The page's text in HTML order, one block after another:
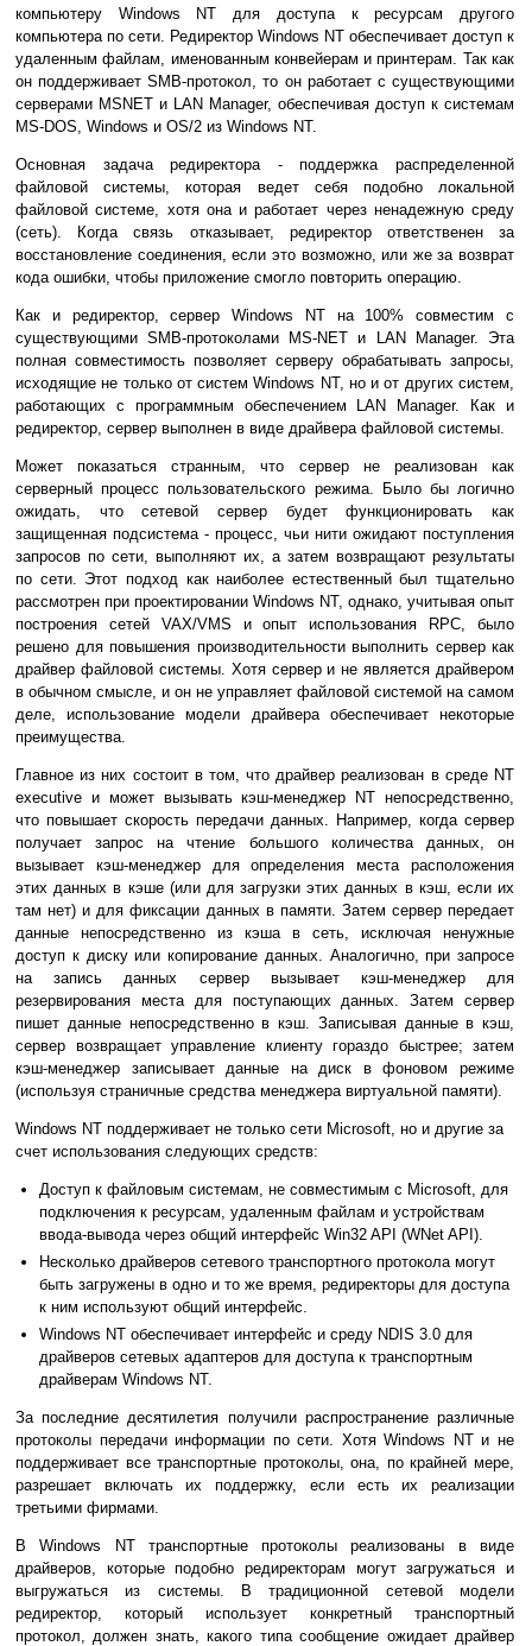
компьютеру Windows NT для доступа к ресурсам другого
компьютера по сети. Редиректор Windows NT обеспечивает доступ к
удаленным файлам, именованным конвейерам и принтерам. Так как
он поддерживает SMB-протокол, то он работает с существующими
серверами MSNET и LAN Manager, обеспечивая доступ к системам
MS-DOS, Windows и OS/2 из Windows NT.
Основная задача редиректора - поддержка распределенной
файловой системы, которая ведет себя подобно локальной
файловой системе, хотя она и работает через ненадежную среду
(сеть). Когда связь отказывает, редиректор ответственен за
восстановление соединения, если это возможно, или же за возврат
кода ошибки, чтобы приложение смогло повторить операцию.
Как и редиректор, сервер Windows NT на 100% совместим с
существующими SMB-протоколами MS-NET и LAN Manager. Эта
полная совместимость позволяет серверу обрабатывать запросы,
исходящие не только от систем Windows NT, но и от других систем,
работающих с программным обеспечением LAN Manager. Как и
редиректор, сервер выполнен в виде драйвера файловой системы.
Может показаться странным, что сервер не реализован как
серверный процесс пользовательского режима. Было бы логично
ожидать, что сетевой сервер будет функционировать как
защищенная подсистема - процесс, чьи нити ожидают поступления
запросов по сети, выполняют их, а затем возвращают результаты
по сети. Этот подход как наиболее естественный был тщательно
рассмотрен при проектировании Windows NT, однако, учитывая опыт
построения сетей VAX/VMS и опыт использования RPC, было
решено для повышения производительности выполнить сервер как
драйвер файловой системы. Хотя сервер и не является драйвером
в обычном смысле, и он не управляет файловой системой на самом
деле, использование модели драйвера обеспечивает некоторые
преимущества.
Главное из них состоит в том, что драйвер реализован в среде NT
executive и может вызывать кэш-менеджер NT непосредственно,
что повышает скорость передачи данных. Например, когда сервер
получает запрос на чтение большого количества данных, он
вызывает кэш-менеджер для определения места расположения
этих данных в кэше (или для загрузки этих данных в кэш, если их
там нет) и для фиксации данных в памяти. Затем сервер передает
данные непосредственно из кэша в сеть, исключая ненужные
доступ к диску или копирование данных. Аналогично, при запросе
на запись данных сервер вызывает кэш-менеджер для
резервирования места для поступающих данных. Затем сервер
пишет данные непосредственно в кэш. Записывая данные в кэш,
сервер возвращает управление клиенту гораздо быстрее; затем
кэш-менеджер записывает данные на диск в фоновом режиме
(используя страничные средства менеджера виртуальной памяти).
Windows NT поддерживает не только сети Microsoft, но и другие за
счет использования следующих средств:
Доступ к файловым системам, не совместимым с Microsoft, для
подключения к ресурсам, удаленным файлам и устройствам
ввода-вывода через общий интерфейс Win32 API (WNet API).
Несколько драйверов сетевого транспортного протокола могут
быть загружены в одно и то же время, редиректоры для доступа
к ним используют общий интерфейс.
Windows NT обеспечивает интерфейс и среду NDIS 3.0 для
драйверов сетевых адаптеров для доступа к транспортным
драйверам Windows NT.
За последние десятилетия получили распространение различные
протоколы передачи информации по сети. Хотя Windows NT и не
поддерживает все транспортные протоколы, она, по крайней мере,
разрешает включать их поддержку, если есть их реализации
третьими фирмами.
В Windows NT транспортные протоколы реализованы в виде
драйверов, которые подобно редиректорам могут загружаться и
выгружаться из системы. В традиционной сетевой модели
редиректор, который использует конкретный транспортный
протокол, должен знать, какого типа сообщение ожидает драйвер